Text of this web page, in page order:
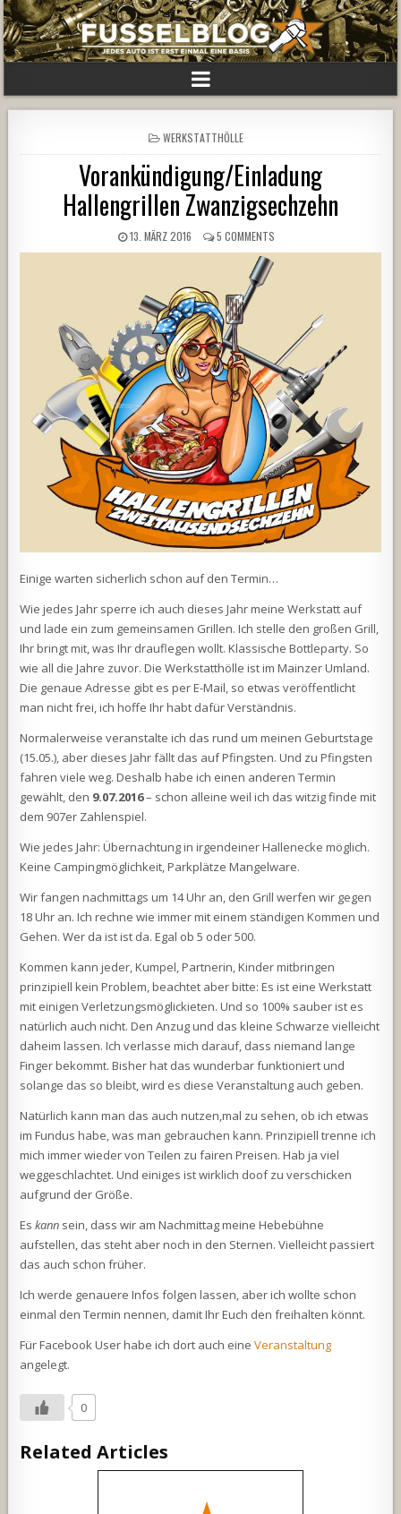
POSTED
IN
WERKSTATTHÖLLE
Vorankündigung/Einladung
Hallengrillen Zwanzigsechzehn
13. MÄRZ 2016 5 COMMENTS
Einige warten sicherlich schon auf den Termin…
Wie jedes Jahr sperre ich auch dieses Jahr meine Werkstatt auf
und lade ein zum gemeinsamen Grillen. Ich stelle den großen Grill,
Ihr bringt mit, was Ihr drauflegen wollt. Klassische Bottleparty. So
wie all die Jahre zuvor. Die Werkstatthölle ist im Mainzer Umland.
Die genaue Adresse gibt es per E-Mail, so etwas veröffentlicht
man nicht frei, ich hoffe Ihr habt dafür Verständnis.
Normalerweise veranstalte ich das rund um meinen Geburtstage
(15.05.), aber dieses Jahr fällt das auf Pfingsten. Und zu Pfingsten
fahren viele weg. Deshalb habe ich einen anderen Termin
gewählt, den 9.07.2016– schon alleine weil ich das witzig finde mit
dem 907er Zahlenspiel.
Wie jedes Jahr: Übernachtung in irgendeiner Hallenecke möglich.
Keine Campingmöglichkeit, Parkplätze Mangelware.
Wir fangen nachmittags um 14 Uhr an, den Grill werfen wir gegen
18 Uhr an. Ich rechne wie immer mit einem ständigen Kommen und
Gehen. Wer da ist ist da. Egal ob 5 oder 500.
Kommen kann jeder, Kumpel, Partnerin, Kinder mitbringen
prinzipiell kein Problem, beachtet aber bitte: Es ist eine Werkstatt
mit einigen Verletzungsmöglickieten. Und so 100% sauber ist es
natürlich auch nicht. Den Anzug und das kleine Schwarze vielleicht
daheim lassen. Ich verlasse mich darauf, dass niemand lange
Finger bekommt. Bisher hat das wunderbar funktioniert und
solange das so bleibt, wird es diese Veranstaltung auch geben.
Natürlich kann man das auch nutzen,mal zu sehen, ob ich etwas
im Fundus habe, was man gebrauchen kann. Prinzipiell trenne ich
mich immer wieder von Teilen zu fairen Preisen. Hab ja viel
weggeschlachtet. Und einiges ist wirklich doof zu verschicken
aufgrund der Größe.
Eskann sein, dass wir am Nachmittag meine Hebebühne
aufstellen, das steht aber noch in den Sternen. Vielleicht passiert
das auch schon früher.
Ich werde genauere Infos folgen lassen, aber ich wollte schon
einmal den Termin nennen, damit Ihr Euch den freihalten könnt.
Für Facebook User habe ich dort auch eineVeranstaltung
angelegt.
0
Related Articles